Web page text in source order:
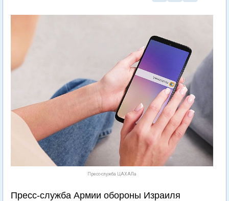
Пресс-служба ЦАХАЛа
Пресс-служба Армии обороны Израиля